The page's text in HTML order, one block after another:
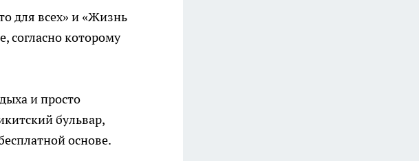
для всех» и «Жизнь
согласно которому
и просто
бульвар,
основе.